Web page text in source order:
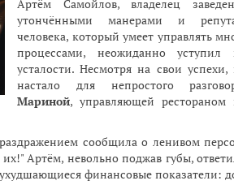
Артём Самойлов, владелец
утончёнными манерами и
человека, который умеет управлять
процессами, неожиданно уступил
усталости. Несмотря на свои успехи,
настало для непростого
Мариной, управляющей рестораном
сообщила о ленивом
Артём, невольно поджав губы,
финансовые показатели: